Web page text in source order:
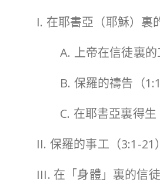
I. 在耶書亞（耶穌）裏
A. 上帝在信徒裏的
B. 保羅的禱告（
C. 在耶書亞裏得生
II. 保羅的事工（3:1-21）
III. 在「身體」裏的信徒